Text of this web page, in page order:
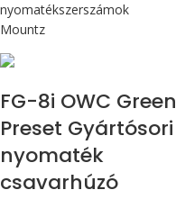
nyomatékszerszámok
Mountz
FG-8i OWC Green
Preset Gyártósori
nyomaték
csavarhúzó